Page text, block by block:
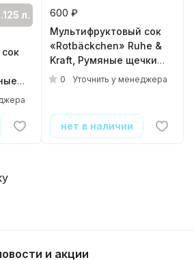
л.
600 ₽
Мультифруктовый сок
«Rotbäckchen» Ruhe &
Kraft, Румяные щечки
0.7, стекло
0 Уточнить у менеджера
нет в наличии
и акции